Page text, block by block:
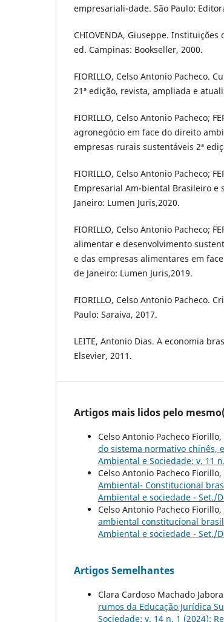
empresariali-dade. São Paulo:
CHIOVENDA, Giuseppe.
ed. Campinas: Bookseller, 2000.
FIORILLO, Celso Antonio Pacheco.
21ª edição, revista, ampliada e
FIORILLO, Celso Antonio Pacheco;
agronegócio em face do direito
empresas rurais sustentáveis 2ª
FIORILLO, Celso Antonio Pacheco;
Empresarial Am-biental Brasileiro e
Janeiro: Lumen Juris,2020.
FIORILLO, Celso Antonio Pacheco;
alimentar e desenvolvimento
e das empresas alimentares em
de Janeiro: Lumen Juris,2019.
FIORILLO, Celso Antonio Pacheco.
Paulo: Saraiva, 2017.
LEITE, Antonio Dias. A economia
Elsevier, 2011.
Artigos mais lidos pelo
Celso Antonio Pacheco
do sistema normativo chinês,
Ambiental e Sociedade: v. 11
Celso Antonio Pacheco Fiorillo,
Ambiental- Constitucional
Ambiental e sociedade - Set./
Celso Antonio Pacheco Fiorillo,
ambiental constitucional
Ambiental e sociedade - Set./
Artigos Semelhantes
Clara Cardoso Machado
rumos da Educação Jurídica
Sociedade: v. 14 n. 1 (2024):